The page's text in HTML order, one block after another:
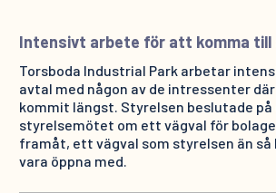
Intensivt arbete för att komma till
Torsboda Industrial Park arbetar
avtal med någon av de intressenter
kommit längst. Styrelsen beslutade
styrelsemötet om ett vägval för
framåt, ett vägval som styrelsen än så
vara öppna med.